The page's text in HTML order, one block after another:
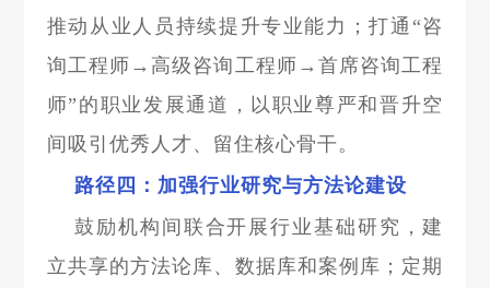
推动从业人员持续提升专业能力；打通“咨
询工程师→高级咨询工程师→首席咨询工程
师”的职业发展通道，以职业尊严和晋升空
间吸引优秀人才、留住核心骨干。
路径四：加强行业研究与方法论建设
鼓励机构间联合开展行业基础研究，建
立共享的方法论库、数据库和案例库；定期